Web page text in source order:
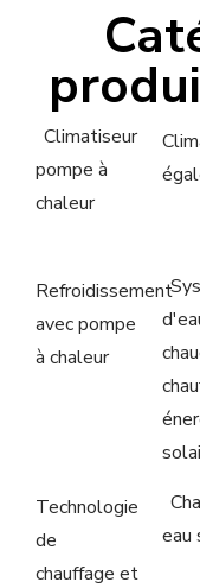
Climatiseur
pompe à
chaleur
Refroidissement
avec pompe
à chaleur
Technologie
de
chauffage et
eau